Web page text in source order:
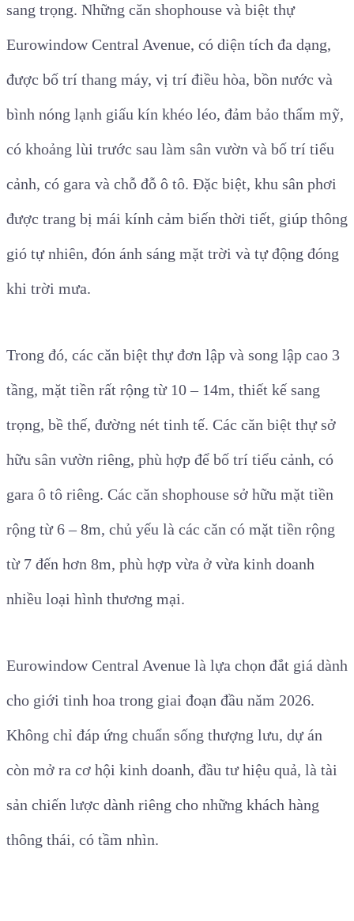
sang trọng. Những căn shophouse và biệt thự
Eurowindow Central Avenue, có diện tích đa dạng,
được bố trí thang máy, vị trí điều hòa, bồn nước và
bình nóng lạnh giấu kín khéo léo, đảm bảo thẩm mỹ,
có khoảng lùi trước sau làm sân vườn và bố trí tiểu
cảnh, có gara và chỗ đỗ ô tô. Đặc biệt, khu sân phơi
được trang bị mái kính cảm biến thời tiết, giúp thông
gió tự nhiên, đón ánh sáng mặt trời và tự động đóng
khi trời mưa.
Trong đó, các căn biệt thự đơn lập và song lập cao 3
tầng, mặt tiền rất rộng từ 10 – 14m, thiết kế sang
trọng, bề thế, đường nét tinh tế. Các căn biệt thựsở
hữu sân vườn riêng, phù hợp để bố trí tiểu cảnh, có
gara ô tô riêng. Các căn shophouse sở hữu mặt tiền
rộng từ 6 – 8m, chủ yếu là các căn có mặt tiền rộng
từ 7 đến hơn 8m, phù hợp vừa ở vừa kinh doanh
nhiều loại hình thương mại.
Eurowindow Central Avenue là lựa chọn đắt giá dành
cho giới tinh hoa trong giai đoạn đầu năm 2026.
Không chỉ đáp ứng chuẩn sống thượng lưu, dự án
còn mở ra cơ hội kinh doanh, đầu tư hiệu quả, là tài
sản chiến lược dành riêng cho những khách hàng
thông thái, có tầm nhìn.